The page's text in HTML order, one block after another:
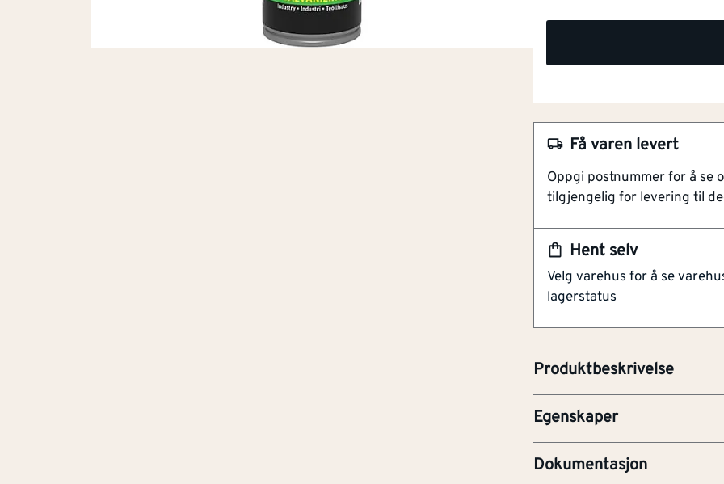
Hent selv
Velg varehus for å se
lagerstatus
Få varen levert
Oppgi postnummer for å se
tilgjengelig for levering til
Produktbeskrivelse
Artikkelnummer 101396051
Effektiv rustbeskyttelse
Holdbar og slitesterk
Høykvalitets sinkbasert spray
beskyttelse mot rust og
tørker raskt og etterlater en
H222 - Ekstremt
H229 - Beholder
oppvarming.
Egenskaper
Innhold [ml] 400
Anvendelsesområd
Dokumentasjon